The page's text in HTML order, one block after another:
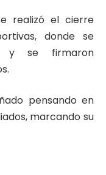
realizó el cierre
donde se
y se firmaron
pensando en
marcando su